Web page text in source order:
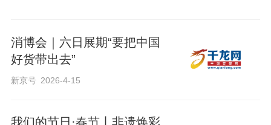
消博会｜六日展期“要把中国
好货带出去”
新京号 2026-4-15
我们的节日·春节丨非遗焕彩